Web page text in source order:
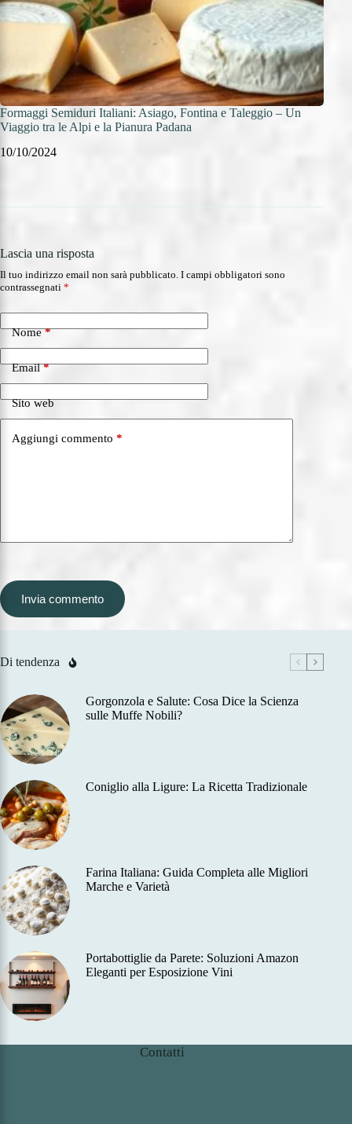
Formaggi Semiduri Italiani: Asiago, Fontina e Taleggio – Un
Viaggio tra le Alpi e la Pianura Padana
10/10/2024
Lascia una risposta
Il tuo indirizzo email non sarà pubblicato. I campi obbligatori sono
contrassegnati *
Nome*
Email*
Sito web
Aggiungi commento *
Invia commento
Di tendenza
Gorgonzola e Salute: Cosa Dice la Scienza
sulle Muffe Nobili?
Coniglio alla Ligure: La Ricetta Tradizionale
Farina Italiana: Guida Completa alle Migliori
Marche e Varietà
Portabottiglie da Parete: Soluzioni Amazon
Eleganti per Esposizione Vini
Contatti